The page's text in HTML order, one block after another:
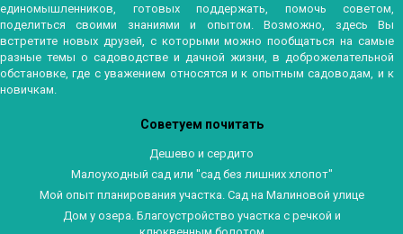
единомышленников, готовых поддержать, помочь советом,
поделиться своими знаниями и опытом. Возможно, здесь Вы
встретите новых друзей, с которыми можно пообщаться на самые
разные темы о садоводстве и дачной жизни, в доброжелательной
обстановке, где с уважением относятся и к опытным садоводам, и к
новичкам.
Советуем почитать
Дешево и сердито
Малоуходный сад или "сад без лишних хлопот"
Мой опыт планирования участка. Сад на Малиновой улице
Дом у озера. Благоустройство участка с речкой и